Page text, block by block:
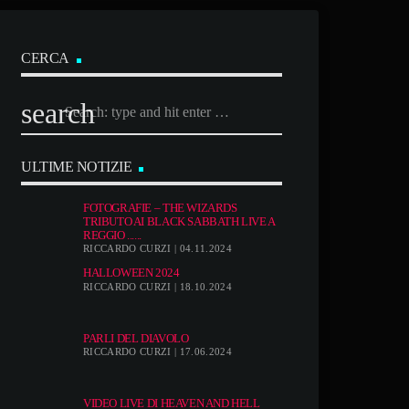
CERCA
search
ULTIME NOTIZIE
FOTOGRAFIE – THE WIZARDS
TRIBUTO AI BLACK SABBATH LIVE A
REGGIO ......
RICCARDO CURZI | 04.11.2024
HALLOWEEN 2024
RICCARDO CURZI | 18.10.2024
PARLI DEL DIAVOLO
RICCARDO CURZI | 17.06.2024
VIDEO LIVE DI HEAVEN AND HELL